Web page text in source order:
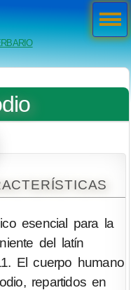
esencial para la
del latín
El cuerpo humano
repartidos en
Men
ú